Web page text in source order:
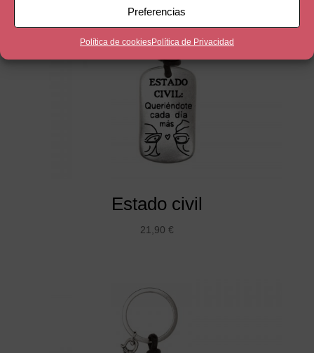
Preferencias
Política de cookiesPolítica de Privacidad
Estado civil
21,90 €